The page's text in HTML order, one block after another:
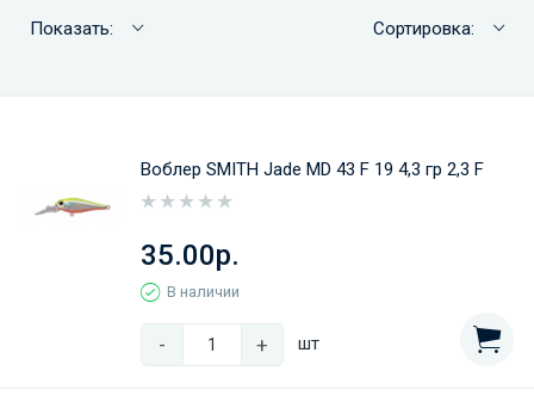
Показать: Сортировка:
Воблер SMITH Jade MD 43 F 19 4,3 гр 2,3 F
35.00р.
В наличии
- + шт